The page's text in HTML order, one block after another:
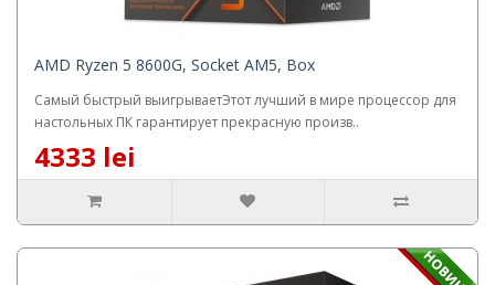
AMD Ryzen 5 8600G, Socket AM5, Box
Самый быстрый выигрываетЭтот лучший в мире процессор для
настольных ПК гарантирует прекрасную произв..
4333 lei